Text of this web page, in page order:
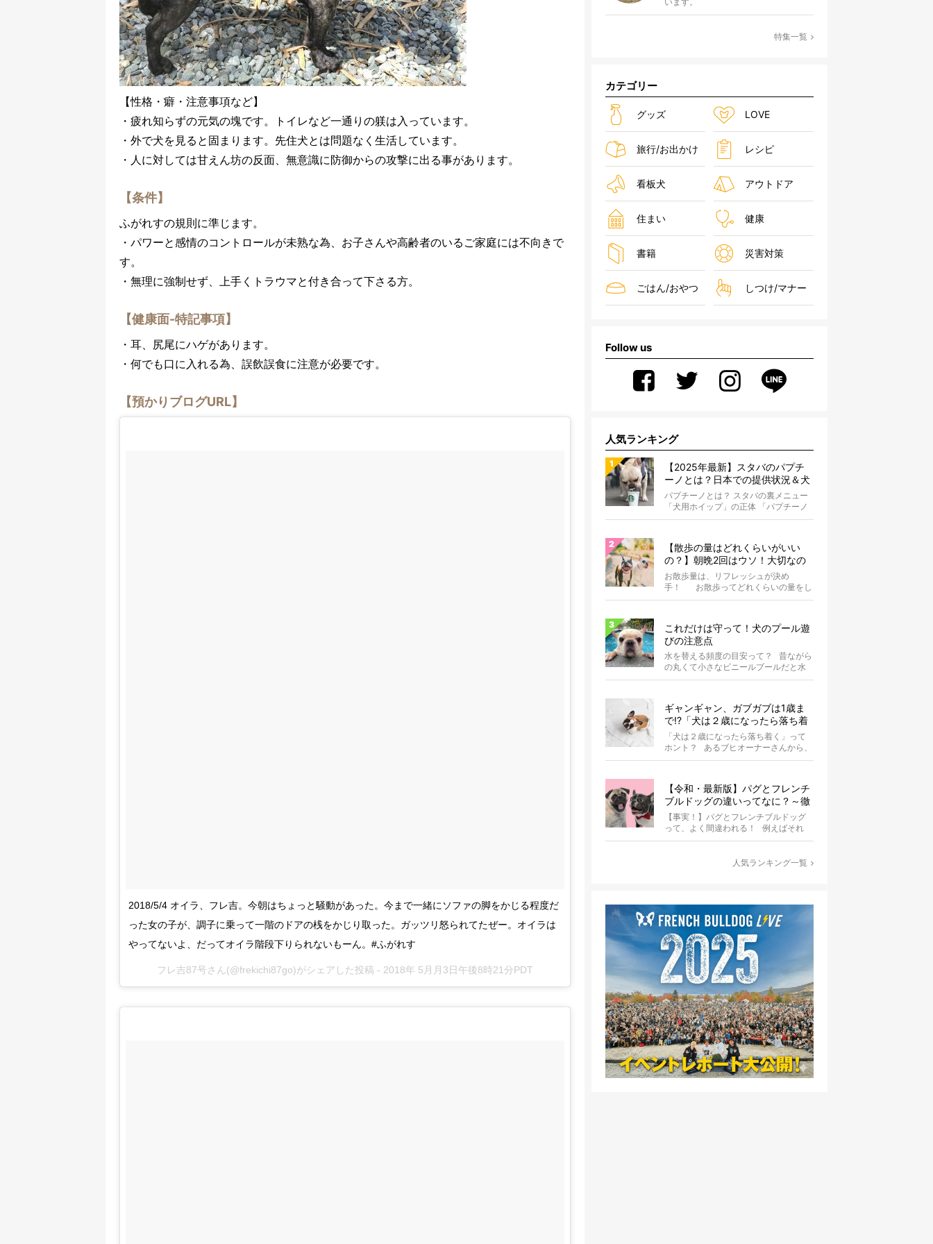
【性格・癖・注意事項など】
・疲れ知らずの元気の塊です。トイレなど一通りの躾は入っています。
・外で犬を見ると固まります。先住犬とは問題なく生活しています。
・人に対しては甘えん坊の反面、無意識に防御からの攻撃に出る事があります。
【条件】
ふがれすの規則に準じます。
・パワーと感情のコントロールが未熟な為、お子さんや高齢者のいるご家庭には不向きで
す。
・無理に強制せず、上手くトラウマと付き合って下さる方。
【健康面-特記事項】
・耳、尻尾にハゲがあります。
・何でも口に入れる為、誤飲誤食に注意が必要です。
【預かりブログURL】
2018/5/4 オイラ、フレ吉。今朝はちょっと騒動があった。今まで一緒にソファの脚をかじる程度だ
った女の子が、調子に乗って一階のドアの桟をかじり取った。ガッツリ怒られてたぜー。オイラは
やってないよ、だってオイラ階段下りられないもーん。#ふがれす
フレ吉87号さん(@frekichi87go)がシェアした投稿 - 2018年 5月月3日午後8時21分PDT
特集一覧
カテゴリー
グッズ LOVE
旅行/お出かけ レシピ
看板犬 アウトドア
住まい 健康
書籍 災害対策
ごはん/おやつ しつけ/マナー
Follow us
人気ランキング
【2025年最新】スタバのパプチ
ーノとは？日本での提供状況＆犬
同伴OK店舗一覧も紹介！
パプチーノとは？ スタバの裏メニュー
「犬用ホイップ」の正体 「パプチーノ
（Puppuccino）」とは、紙コッ...
【散歩の量はどれくらいがいい
の？】朝晩2回はウソ！大切なの
は運動量より「リフレッシュ」〜
お散歩にまつわる疑問FAQつき〜
お散歩量は、リフレッシュが決め
手！ お散歩ってどれくらいの量をし
たらいいのか迷いませんか？ よ...
これだけは守って！犬のプール遊
びの注意点
水を替える頻度の目安って？ 昔ながら
の丸くて小さなビニールプールだと水
替えもさほど手間ではないけ...
ギャンギャン、ガブガブは1歳ま
で!?「犬は２歳になったら落ち着
く」という都市伝説は本当？
「犬は２歳になったら落ち着く」って
ホント？ あるブヒオーナーさんから、
こんな質問がありました。...
【令和・最新版】パグとフレンチ
ブルドッグの違いってなに？～徹
底解説～
【事実！】パグとフレンチブルドッグ
って、よく間違われる！ 例えばそれ
は、愛ブヒとのお散歩中。 &...
人気ランキング一覧